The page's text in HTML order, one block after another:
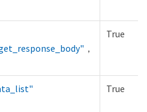
，
True
True